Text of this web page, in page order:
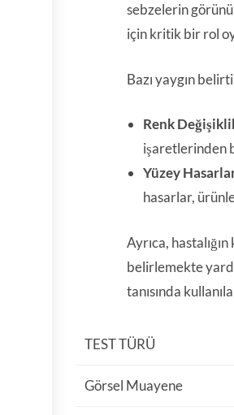
sebzelerin
için kritik bir rol
Bazı yaygın
Renk
işaretlerinden
Yüzey
hasarlar,
Ayrıca, hastalığın
belirlemekte
tanısında
TEST TÜRÜ
Görsel Muayene